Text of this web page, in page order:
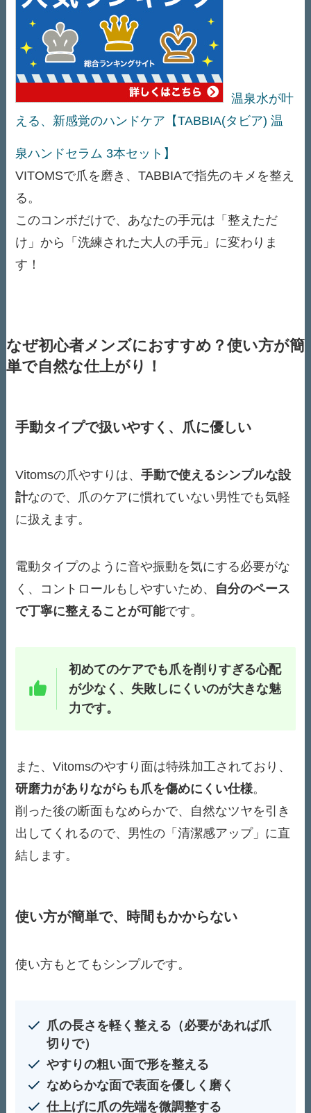
温泉水が叶
える、新感覚のハンドケア【TABBIA(タビア) 温
泉ハンドセラム 3本セット】
VITOMSで爪を磨き、TABBIAで指先のキメを整え
る。
このコンボだけで、あなたの手元は「整えただ
け」から「洗練された大人の手元」に変わりま
す！
なぜ初心者メンズにおすすめ？使い方が簡
単で自然な仕上がり！
手動タイプで扱いやすく、爪に優しい
Vitomsの爪やすりは、手動で使えるシンプルな設
計なので、爪のケアに慣れていない男性でも気軽
に扱えます。
電動タイプのように音や振動を気にする必要がな
く、コントロールもしやすいため、 自分のペース
で丁寧に整えることが可能です。
初めてのケアでも爪を削りすぎる心配
が少なく、失敗しにくいのが大きな魅
力です。
また、Vitomsのやすり面は特殊加工されており、
研磨力がありながらも爪を傷めにくい仕様。
削った後の断面もなめらかで、自然なツヤを引き
出してくれるので、男性の「清潔感アップ」に直
結します。
使い方が簡単で、時間もかからない
使い方もとてもシンプルです。
爪の長さを軽く整える（必要があれば爪
切りで）
やすりの粗い面で形を整える
なめらかな面で表面を優しく磨く
仕上げに爪の先端を微調整する